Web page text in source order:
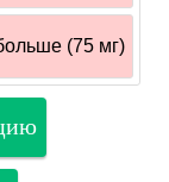
(75 мг)